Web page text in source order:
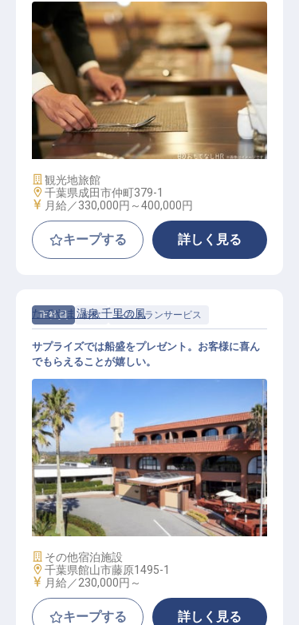
料飲マネージャー（正社員）
施設業態
観光地旅館
勤務地
千葉県成田市仲町379-1
給与
月給／330,000円～400,000円
キープする 詳しく見る
正社員 料飲 レストランサービス
レストランサービス / 正社員
たてやま温泉 千里の風
サプライズでは船盛をプレゼント。お客様に喜ん
でもらえることが嬉しい。
施設業態
その他宿泊施設
勤務地
千葉県館山市藤原1495-1
給与
月給／230,000円～
キープする 詳しく見る